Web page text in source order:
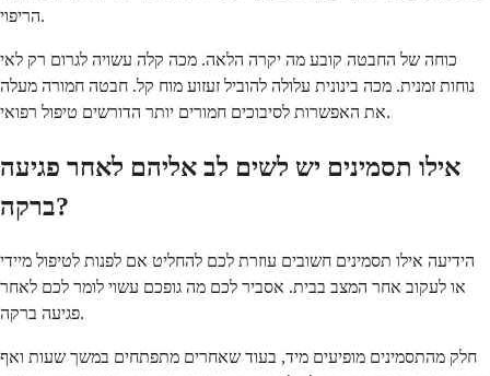
הריפוי.
כוחה של החבטה קובע מה יקרה הלאה. מכה קלה עשויה לגרום רק לאי
נוחות זמנית. מכה בינונית עלולה להוביל זעזוע מוח קל. חבטה חמורה מעלה
את האפשרות לסיבוכים חמורים יותר הדורשים טיפול רפואי.
אילו תסמינים יש לשים לב אליהם לאחר פגיעה
ברקה?
הידיעה אילו תסמינים חשובים עוזרת לכם להחליט אם לפנות לטיפול מיידי
או לעקוב אחר המצב בבית. אסביר לכם מה גופכם עשוי לומר לכם לאחר
פגיעה ברקה.
חלק מהתסמינים מופיעים מיד, בעוד שאחרים מתפתחים במשך שעות ואף